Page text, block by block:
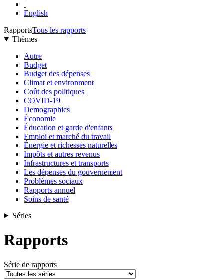
English
RapportsTous les rapports
Thèmes
Autre
Budget
Budget des dépenses
Climat et environment
Coût des politiques
COVID-19
Demographics
Économie
Éducation et garde d'enfants
Emploi et marché du travail
Énergie et richesses naturelles
Impôts et autres revenus
Infrastructures et transports
Les dépenses du gouvernement
Problèmes sociaux
Rapports annuel
Soins de santé
Séries
Rapports
Série de rapports